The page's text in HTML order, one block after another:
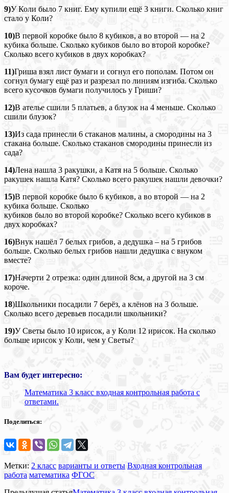
9)У Коли было 7 книг. Ему купили ещё 3 книги. Сколько книг
стало у Коли?
10)В первой коробке было 8 кубиков, а во второй — на 2
кубика больше. Сколько кубиков было во второй коробке?
Сколько всего кубиков в двух коробках?
11)Гриша взял лист бумаги и согнул его пополам. Потом он
согнул бумагу ещё раз и разрезал по линиям изгиба. Сколько
всего кусочков бумаги получилось у Гриши?
12)В ателье сшили 5 платьев, а блузок на 4 меньше. Сколько
сшили блузок?
13)Из сада принесли 6 стаканов малины, а смородины на 3
стакана больше. Сколько стаканов смородины принесли из
сада?
14)Лена нашла 3 ракушки, а Катя на 5 больше. Сколько
ракушек нашла Катя? Сколько всего ракушек нашли девочки?
15)В первой коробке было 6 кубиков, а во второй — на 2
кубика больше. Сколько
кубиков было во второй коробке? Сколько всего кубиков в
двух коробках?
16)Внук нашёл 7 белых грибов, а дедушка – на 5 грибов
больше. Сколько белых грибов нашли дедушка с внуком
вместе?
17)Начерти 2 отрезка: один длиной 8см, а другой на 3 см
короче.
18)Школьники посадили 7 берёз, а клёнов на 3 больше.
Сколько всего деревьев посадили школьники?
19)У Светы было 10 ирисок, а у Коли 12 ирисок. На сколько
больше ирисок у Коли, чем у Светы?
Вам будет интересно:
Математика 3 класс входная контрольная работа с
ответами.
Поделиться:
Метки: 2 класс варианты и ответы Входная контрольная
работа математика ФГОС